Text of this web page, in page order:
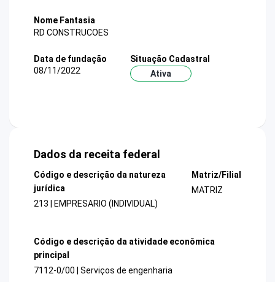
Nome Fantasia
RD CONSTRUCOES
Data de fundação
08/11/2022
Situação Cadastral
Ativa
Dados da receita federal
Código e descrição da natureza
jurídica
213 | EMPRESARIO (INDIVIDUAL)
Matriz/Filial
MATRIZ
Código e descrição da atividade econômica
principal
7112-0/00 | Serviços de engenharia